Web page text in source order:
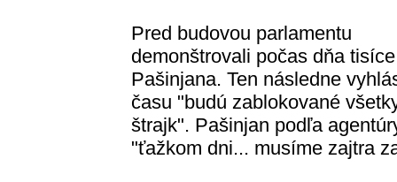
Pred budovou parlamentu
demonštrovali počas dňa
Pašinjana. Ten následne
času "budú zablokované
štrajk". Pašinjan podľa
"ťažkom dni... musíme zajtra